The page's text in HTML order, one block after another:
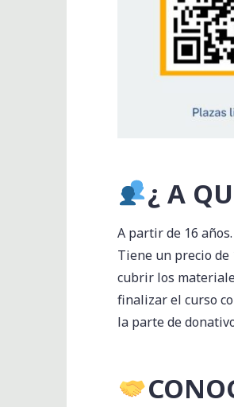
​¿ A
A partir de 16 años.
Tiene un precio de
cubrir los
finalizar el curso
la parte de